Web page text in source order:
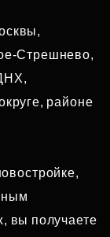
районе
вы получаете